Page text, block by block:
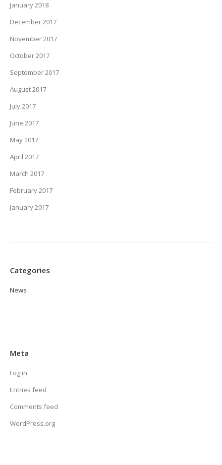
January 2018
December 2017
November 2017
October 2017
September 2017
August 2017
July 2017
June 2017
May 2017
April 2017
March 2017
February 2017
January 2017
Categories
News
Meta
Log in
Entries feed
Comments feed
WordPress.org